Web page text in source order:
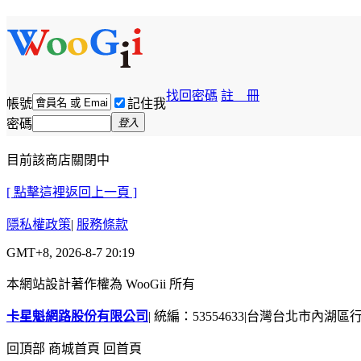
帳號 記住我
找回密碼 註 冊
密碼 登入
目前該商店關閉中
[ 點擊這裡返回上一頁 ]
隱私權政策| 服務條款
GMT+8, 2026-8-7 20:19
本網站設計著作權為 WooGii 所有
卡星魁網路股份有限公司 | 統編：53554633|台灣台北市內湖區
回頂部 商城首頁 回首頁